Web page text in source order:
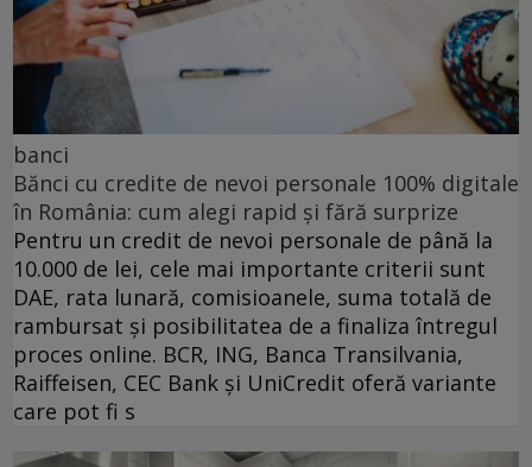
banci
Bănci cu credite de nevoi personale 100% digitale
în România: cum alegi rapid și fără surprize
Pentru un credit de nevoi personale de până la
10.000 de lei, cele mai importante criterii sunt
DAE, rata lunară, comisioanele, suma totală de
rambursat și posibilitatea de a finaliza întregul
proces online. BCR, ING, Banca Transilvania,
Raiffeisen, CEC Bank și UniCredit oferă variante
care pot fi s